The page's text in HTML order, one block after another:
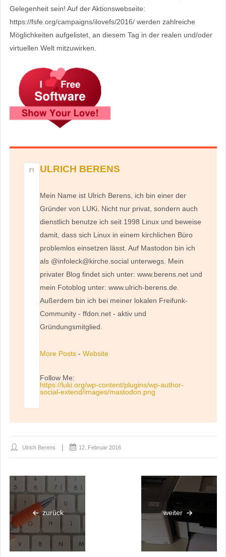
Gelegenheit sein! Auf der Aktionswebseite:
https://fsfe.org/campaigns/ilovefs/2016/ werden zahlreiche
Möglichkeiten aufgelistet, an diesem Tag in der realen und/oder
virtuellen Welt mitzuwirken.
ULRICH BERENS
Mein Name ist Ulrich Berens, ich bin einer der
Gründer von LUKi. Nicht nur privat, sondern auch
dienstlich benutze ich seit 1998 Linux und beweise
damit, dass sich Linux in einem kirchlichen Büro
problemlos einsetzen lässt. Auf Mastodon bin ich
als @infoleck@kirche.social unterwegs. Mein
privater Blog findet sich unter: www.berens.net und
mein Fotoblog unter: www.ulrich-berens.de.
Außerdem bin ich bei meiner lokalen Freifunk-
Community - ffdon.net - aktiv und
Gründungsmitglied.
More Posts- Website
Follow Me:
https://luki.org/wp-content/plugins/wp-author-
social-extend/images/mastodon.png
Ulrich Berens 12. Februar 2016
zurück weiter